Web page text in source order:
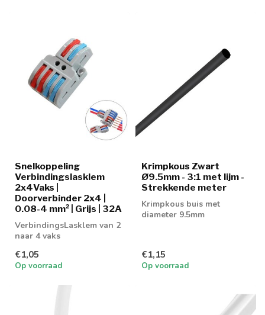
Snelkoppeling
Verbindingslasklem
2x4Vaks |
Doorverbinder 2x4 |
0.08-4 mm² | Grijs | 32A
VerbindingsLasklem van 2
naar 4 vaks
€1,05
Op voorraad
Krimpkous Zwart
Ø9.5mm - 3:1 met lijm -
Strekkende meter
Krimpkous buis met
diameter 9.5mm
€1,15
Op voorraad